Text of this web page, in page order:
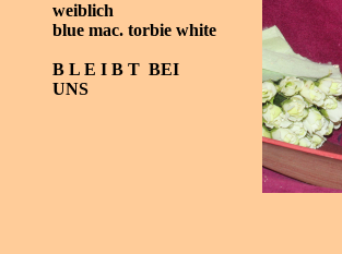
weiblich
blue mac. torbie white
B L E I B T BEI
UNS